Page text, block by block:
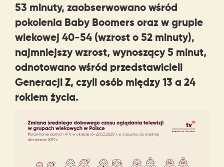
53 minuty, zaobserwowano wśród
pokolenia Baby Boomers oraz w grupie
wiekowej 40-54 (wzrost o 52 minuty),
najmniejszy wzrost, wynoszący 5 minut,
odnotowano wśród przedstawicieli
Generacji Z, czyli osób między 13 a 24
rokiem życia.